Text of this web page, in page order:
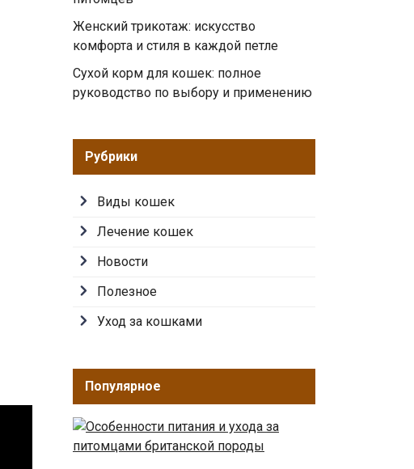
Женский трикотаж: искусство
комфорта и стиля в каждой петле
Сухой корм для кошек: полное
руководство по выбору и применению
Рубрики
Виды кошек
Лечение кошек
Новости
Полезное
Уход за кошками
Популярное